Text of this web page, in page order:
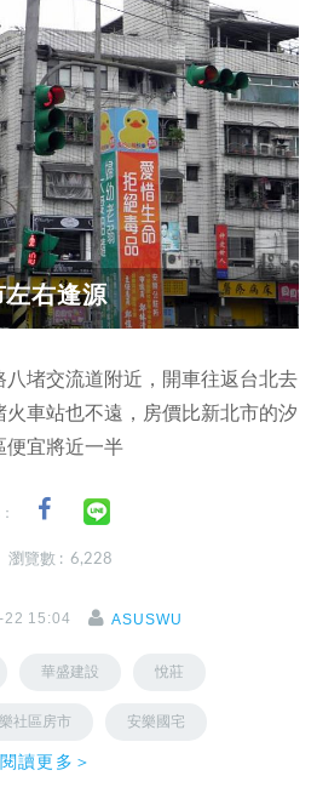
右逢源
堵交流道附近，開車往返台北去
火車站也不遠，房價比新北市的汐
便宜將近一半
瀏覽數 : 6,228
22 15:04 ASUSWU
華盛建設 悅莊
社區房市 安樂國宅
閱讀更多＞